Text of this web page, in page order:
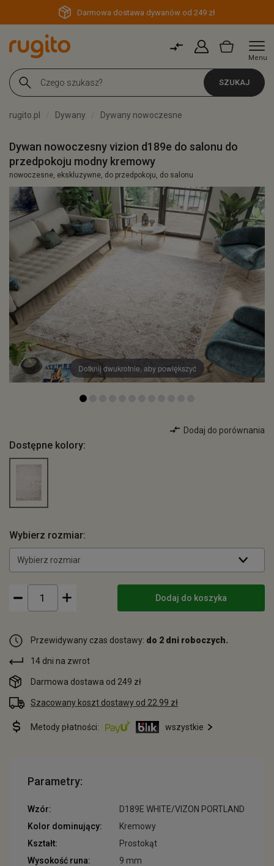
Darmowa dostawa dywanów od 249 zł
Menu
SZUKAJ
rugito.pl Dywany Dywany nowoczesne
Dywan nowoczesny vizion d189e do salonu do
przedpokoju modny kremowy
nowoczesne, ekskluzywne, do przedpokoju, do salonu
Dotknij dwukrotnie, aby powiększyć
Dodaj do porównania
Dostępne kolory:
Wybierz rozmiar:
Wybierz rozmiar
Dodaj do koszyka
Przewidywany czas dostawy: do 2 dni roboczych.
14 dni na zwrot
Darmowa dostawa od 249 zł
Szacowany koszt dostawy od 22.99 zł
Metody płatności: wszystkie
Parametry:
Wzór:
D189E WHITE/VIZON PORTLAND
Kolor dominujący:
Kremowy
Kształt:
Prostokąt
Wysokość runa:
9 mm